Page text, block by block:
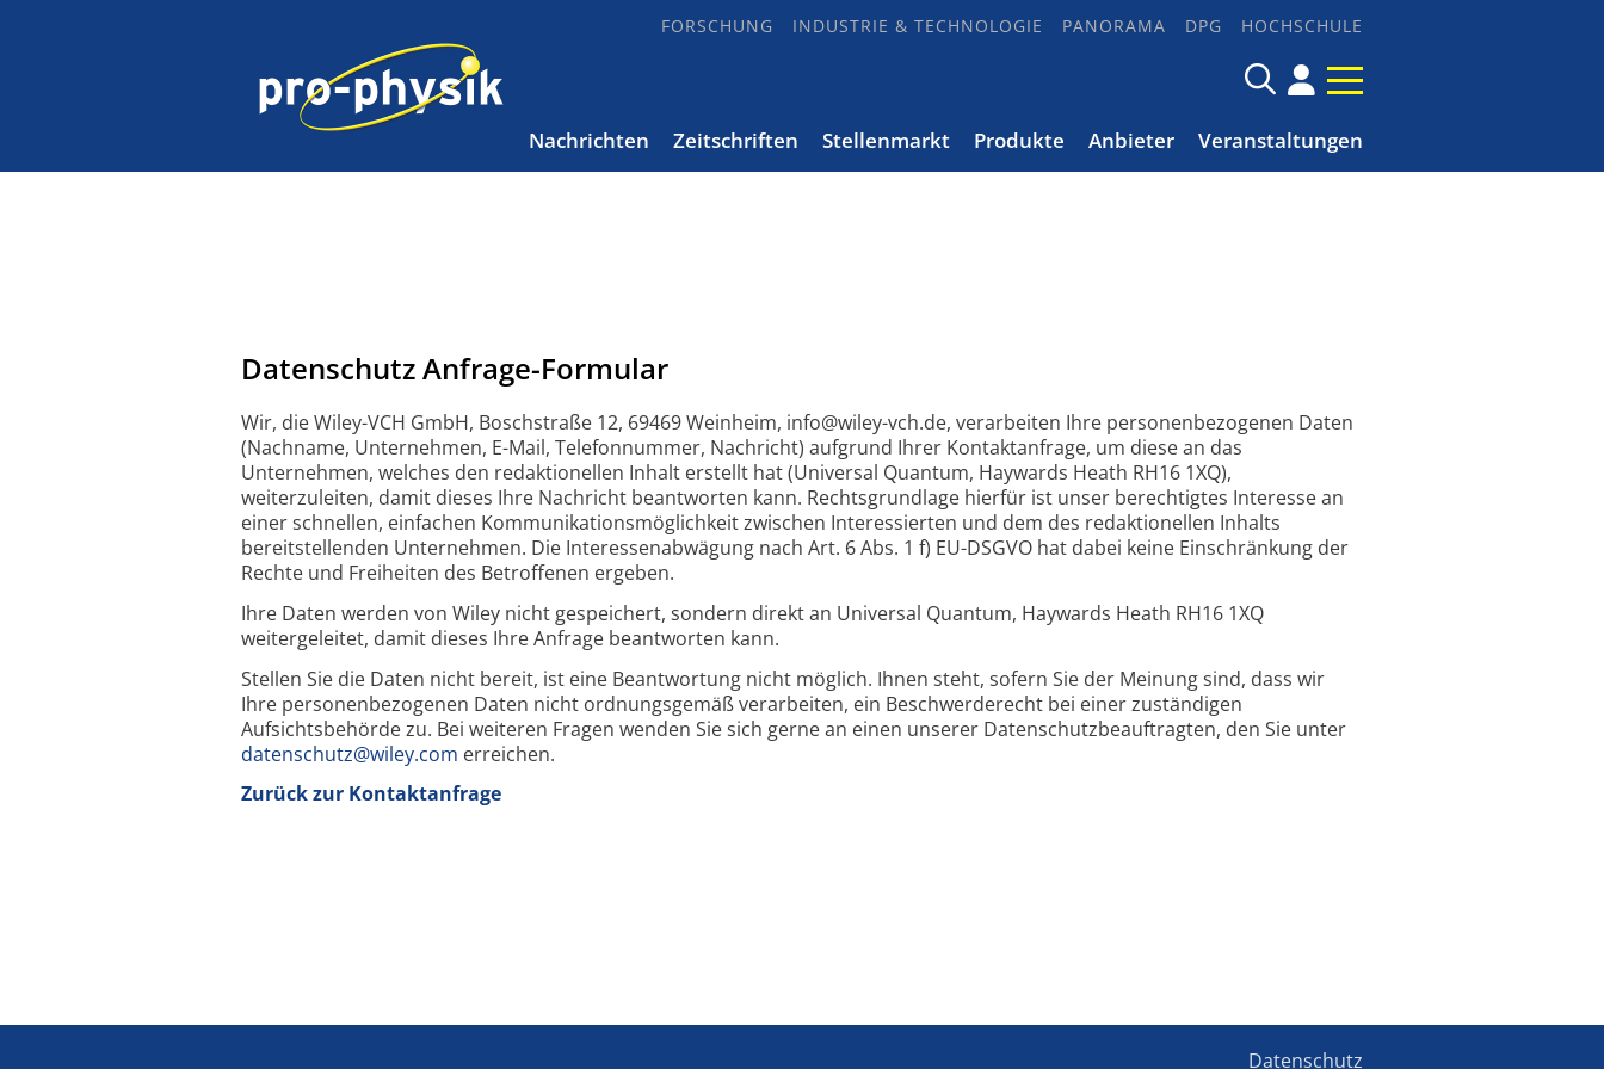
FORSCHUNG INDUSTRIE & TECHNOLOGIE PANORAMA DPG HOCHSCHULE
Nachrichten Zeitschriften Stellenmarkt Produkte Anbieter Veranstaltungen
Datenschutz Anfrage-Formular
Wir, die Wiley-VCH GmbH, Boschstraße 12, 69469 Weinheim, info@wiley-vch.de, verarbeiten Ihre personenbezogenen Daten
(Nachname, Unternehmen, E-Mail, Telefonnummer, Nachricht) aufgrund Ihrer Kontaktanfrage, um diese an das
Unternehmen, welches den redaktionellen Inhalt erstellt hat (Universal Quantum, Haywards Heath RH16 1XQ),
weiterzuleiten, damit dieses Ihre Nachricht beantworten kann. Rechtsgrundlage hierfür ist unser berechtigtes Interesse an
einer schnellen, einfachen Kommunikationsmöglichkeit zwischen Interessierten und dem des redaktionellen Inhalts
bereitstellenden Unternehmen. Die Interessenabwägung nach Art. 6 Abs. 1 f) EU-DSGVO hat dabei keine Einschränkung der
Rechte und Freiheiten des Betroffenen ergeben.
Ihre Daten werden von Wiley nicht gespeichert, sondern direkt an Universal Quantum, Haywards Heath RH16 1XQ
weitergeleitet, damit dieses Ihre Anfrage beantworten kann.
Stellen Sie die Daten nicht bereit, ist eine Beantwortung nicht möglich. Ihnen steht, sofern Sie der Meinung sind, dass wir
Ihre personenbezogenen Daten nicht ordnungsgemäß verarbeiten, ein Beschwerderecht bei einer zuständigen
Aufsichtsbehörde zu. Bei weiteren Fragen wenden Sie sich gerne an einen unserer Datenschutzbeauftragten, den Sie unter
datenschutz@wiley.com erreichen.
Zurück zur Kontaktanfrage
Datenschutz